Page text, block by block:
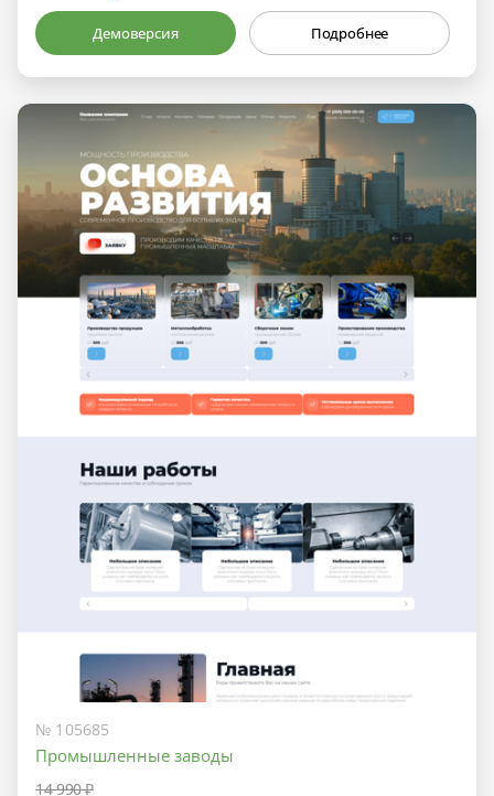
Демоверсия Подробнее
№ 105685
Промышленные заводы
14 990 ₽